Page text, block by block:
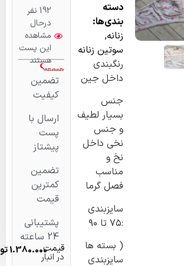
دسته
بندی‌ها:
زنانه,
سوتین زنانه
رنگبندی
داخل جین
جنس
بسیار لطیف
و جنس
نخی داخل
نخ و
مناسب
فصل گرما
سایزبندی
( بسته ها
سایزبندی
192 نفر
درحال
مشاهده
این پست
هستند
تضمین
کیفیت
ارسال با
پست
پیشتاز
تضمین
کمترین
قیمت
پشتیبانی
قیمت1.380.000تومان
در انبار